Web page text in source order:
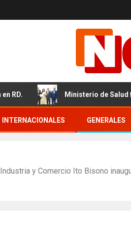
Ministerio de Salud fortalece
INTERNACIONALES GENERALES
y Comercio Ito Bisono